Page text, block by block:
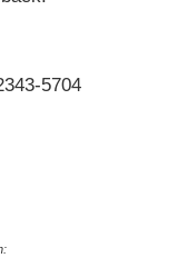
5704